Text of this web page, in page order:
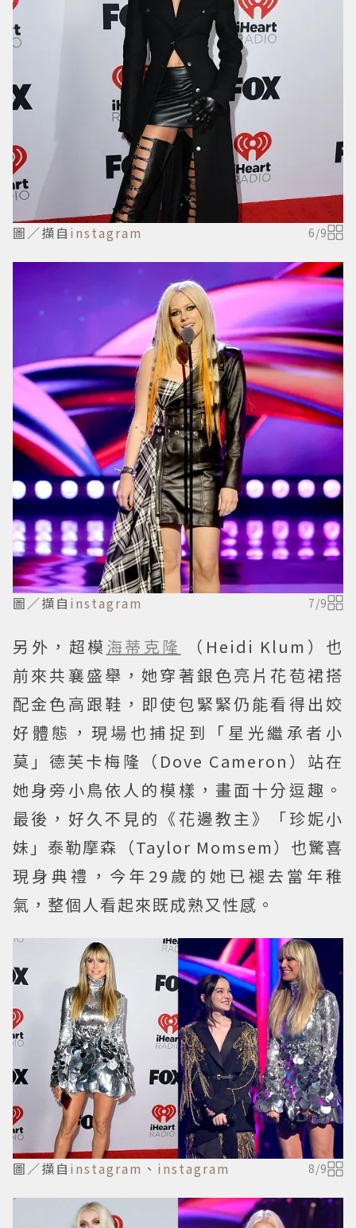
圖／擷自 instagram 6/9
圖／擷自 instagram 7/9
另外，超模 海蒂克隆
（Heidi Klum）也
前來共襄盛舉，她穿著銀色亮片花苞裙搭
配金色高跟鞋，即使包緊緊仍能看得出姣
好體態，現場也捕捉到「星光繼承者小
莫」德芙卡梅隆（Dove Cameron）站在
她身旁小鳥依人的模樣，畫面十分逗趣。
最後，好久不見的《花邊教主》「珍妮小
妹」泰勒摩森（Taylor Momsem）也驚喜
現身典禮，今年29歲的她已褪去當年稚
氣，整個人看起來既成熟又性感。
圖／擷自 instagram 、 instagram 8/9